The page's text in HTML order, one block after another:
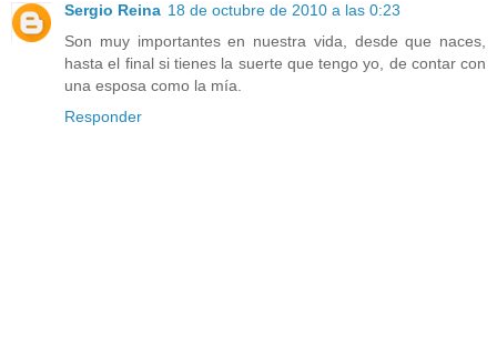
Sergio Reina 18 de octubre de 2010 a las 0:23
Son muy importantes en nuestra vida, desde que naces,
hasta el final si tienes la suerte que tengo yo, de contar con
una esposa como la mía.
Responder